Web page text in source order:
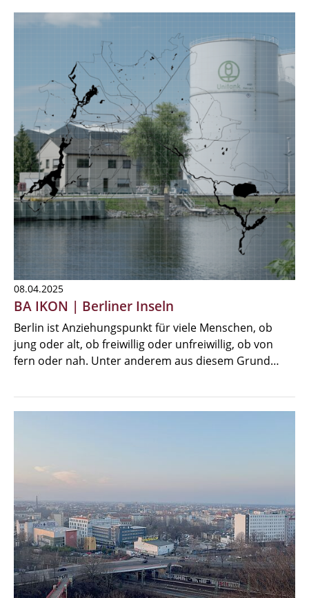
08.04.2025
BA IKON | Berliner Inseln
Berlin ist Anziehungspunkt für viele Menschen, ob
jung oder alt, ob freiwillig oder unfreiwillig, ob von
fern oder nah. Unter anderem aus diesem Grund…